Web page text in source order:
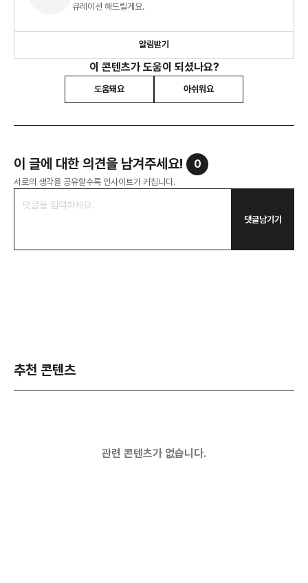
큐레이션 해드릴게요.
알림받기
이 콘텐츠가 도움이 되셨나요?
도움돼요 아쉬워요
이 글에 대한 의견을 남겨주세요! 0
서로의 생각을 공유할수록 인사이트가 커집니다.
댓글남기기
추천 콘텐츠
관련 콘텐츠가 없습니다.